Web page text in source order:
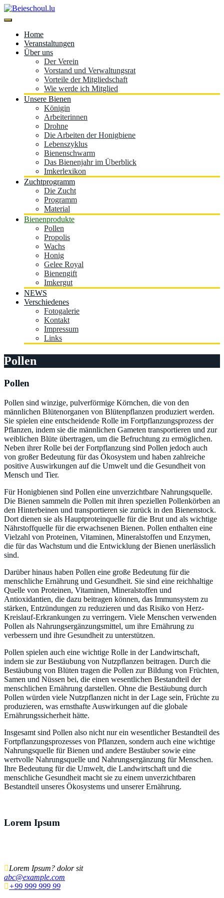
Skip
to
Beieschoul.lu
Home
Veranstaltungen
Über uns
Der Verein
Vorstand und Verwaltungsrat
Vorteile der Mitgliedschaft
Wie werde ich Mitglied
Unsere Bienen
Königin
Arbeiterinnen
Drohne
Die Arbeiten der Honigbiene
Lebenszyklus
Bienenschwarm
Das Bienenjahr im Überblick
Imkerlexikon
Zuchtprogramm
Die Zucht
Programm
Material
Bienenprodukte
Pollen
Propolis
Wachs
Honig
Gelee Royal
Bienengift
Imkergut
NEWS
Verschiedenes
Fotogalerie
Kontakt
Impressum
Links
Pollen
Pollen
Pollen sind winzige, pulverförmige Körnchen, die von den
männlichen Blütenorganen von Blütenpflanzen produziert werden.
Sie spielen eine entscheidende Rolle im Fortpflanzungsprozess der
Pflanzen, indem sie die männlichen Gameten transportieren und zur
weiblichen Blüte übertragen, um die Befruchtung zu ermöglichen.
Neben ihrer Rolle bei der Fortpflanzung sind Pollen jedoch auch
von großer Bedeutung für das Ökosystem und haben zahlreiche
positive Auswirkungen auf die Umwelt und die Gesundheit von
Mensch und Tier.
Für Honigbienen sind Pollen eine unverzichtbare Nahrungsquelle.
Die Bienen sammeln die Pollen mit ihren speziellen Pollenkörben an
den Hinterbeinen und transportieren sie zurück in den Bienenstock.
Dort dienen sie als Hauptproteinquelle für die Brut und als wichtige
Nährstoffquelle für die erwachsenen Bienen. Pollen enthalten eine
Vielzahl von Proteinen, Vitaminen, Mineralstoffen und Enzymen,
die für das Wachstum und die Entwicklung der Bienen unerlässlich
sind.
Darüber hinaus haben Pollen eine große Bedeutung für die
menschliche Ernährung und Gesundheit. Sie sind eine reichhaltige
Quelle von Proteinen, Vitaminen, Mineralstoffen und
Antioxidantien, die dazu beitragen können, das Immunsystem zu
stärken, Entzündungen zu reduzieren und das Risiko von Herz-
Kreislauf-Erkrankungen zu verringern. Viele Menschen verwenden
Pollen als Nahrungsergänzungsmittel, um ihre Ernährung zu
verbessern und ihre Gesundheit zu unterstützen.
Pollen spielen auch eine wichtige Rolle in der Landwirtschaft,
indem sie zur Bestäubung von Nutzpflanzen beitragen. Durch die
Bestäubung von Blüten tragen die Pollen zur Bildung von Früchten,
Samen und Nüssen bei, die einen wesentlichen Bestandteil der
menschlichen Ernährung darstellen. Ohne die Bestäubung durch
Pollen würden viele Nutzpflanzen nicht in der Lage sein, Früchte zu
produzieren, was ernsthafte Auswirkungen auf die globale
Ernährungssicherheit hätte.
Insgesamt sind Pollen also nicht nur ein wesentlicher Bestandteil des
Fortpflanzungsprozesses von Pflanzen, sondern auch eine wichtige
Nahrungsquelle für Bienen und andere Bestäuber sowie eine
wertvolle Nahrungsquelle und Nahrungsergänzung für Menschen.
Ihre Bedeutung für die Umwelt, die Landwirtschaft und die
menschliche Gesundheit macht sie zu einem unverzichtbaren
Bestandteil unseres Ökosystems und unserer Ernährung.
Lorem Ipsum
Lorem Ipsum? dolor sit
abc@example.com
+99 999 999 99